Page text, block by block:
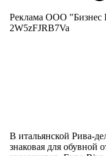
Реклама ООО "Бизнес
2W5zFJRB7Va
В итальянской Рива-
знаковая для обувной